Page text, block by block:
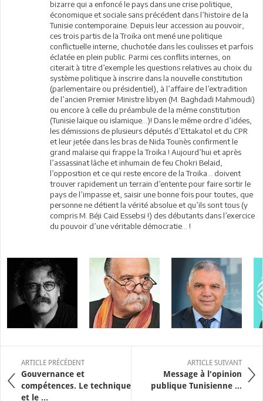
bizarre qui a enfoncé le pays dans une crise politique,
économique et sociale sans précédent dans l’histoire de la
Tunisie contemporaine. Depuis leur accession au pouvoir,
ces trois partis de la Troika ont mené une politique
conflictuelle interne, chuchotée dans les coulisses et parfois
éclatée en plein public. Parmi ces conflits internes, on
citerait à titre d’exemple les questions relatives au choix du
système politique à inscrire dans la nouvelle constitution
(parlementaire ou présidentiel), à l’affaire de l’extradition
de l’ancien Premier Ministre libyen (M. Baghdadi Mahmoudi)
ou encore à celle du préambule de la même constitution
(Tunisie laïque ou islamique…)! Dans le même ordre d’idées,
les démissions de plusieurs députés d’Ettakatol et du CPR
et leur jetée dans les bras de Nida Tounès confirment le
grand malaise qui frappe la Troika ! Aujourd’hui et après
l’assassinat lâche et inhumain de feu Chokri Belaid,
l’opposition et ce qui reste encore de la Troika… doivent
trouver rapidement un terrain d’entente pour faire sortir le
pays de l’impasse et, saisir une bonne fois pour toutes, que
personne ne détient la vérité absolue et qu’ils sont tous (y
compris M. Béji Caid Essebsi !) des débutants dans l’exercice
du pouvoir d’une véritable démocratie… !
ARTICLE PRÉCÉDENT
Gouvernance et
compétences. Le technique
et le ...
ARTICLE SUIVANT
Message à l'opinion
publique Tunisienne ...